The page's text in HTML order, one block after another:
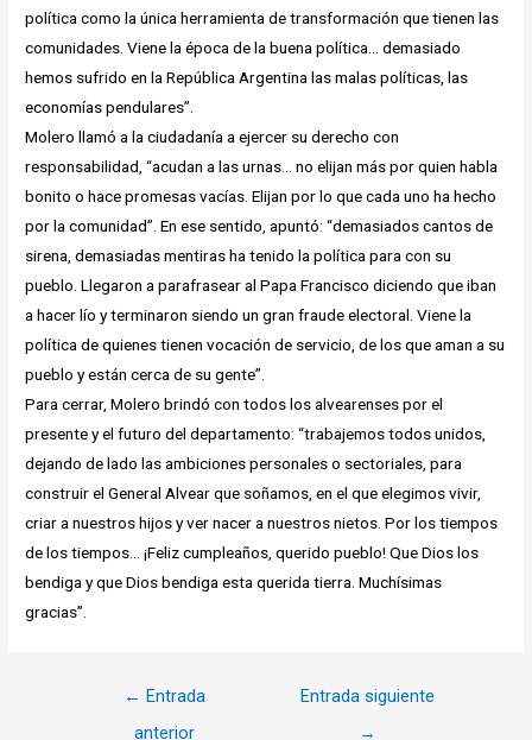
política como la única herramienta de transformación que tienen las
comunidades. Viene la época de la buena política… demasiado
hemos sufrido en la República Argentina las malas políticas, las
economías pendulares”.
Molero llamó a la ciudadanía a ejercer su derecho con
responsabilidad, “acudan a las urnas… no elijan más por quien habla
bonito o hace promesas vacías. Elijan por lo que cada uno ha hecho
por la comunidad”. En ese sentido, apuntó: “demasiados cantos de
sirena, demasiadas mentiras ha tenido la política para con su
pueblo. Llegaron a parafrasear al Papa Francisco diciendo que iban
a hacer lío y terminaron siendo un gran fraude electoral. Viene la
política de quienes tienen vocación de servicio, de los que aman a su
pueblo y están cerca de su gente”.
Para cerrar, Molero brindó con todos los alvearenses por el
presente y el futuro del departamento: “trabajemos todos unidos,
dejando de lado las ambiciones personales o sectoriales, para
construir el General Alvear que soñamos, en el que elegimos vivir,
criar a nuestros hijos y ver nacer a nuestros nietos. Por los tiempos
de los tiempos… ¡Feliz cumpleaños, querido pueblo! Que Dios los
bendiga y que Dios bendiga esta querida tierra. Muchísimas
gracias”.
← Entrada
anterior
Entrada siguiente
→